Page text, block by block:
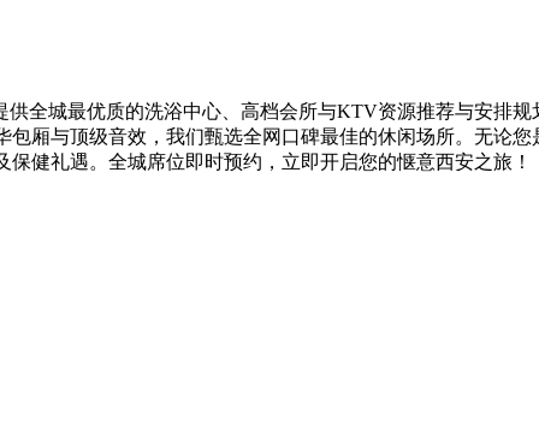
全城最优质的洗浴中心、高档会所与KTV资源推荐与安排
厢与顶级音效，我们甄选全网口碑最佳的休闲场所。无论
健礼遇。全城席位即时预约，立即开启您的惬意西安之旅！